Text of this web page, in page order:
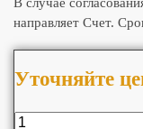
направляет Счет.
Уточняйте